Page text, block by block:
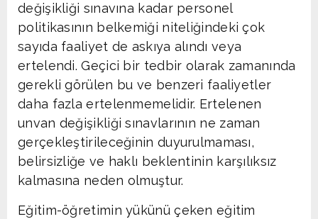
değişikliği sınavına kadar personel
politikasının belkemiği niteliğindeki çok
sayıda faaliyet de askıya alındı veya
ertelendi. Geçici bir tedbir olarak zamanında
gerekli görülen bu ve benzeri faaliyetler
daha fazla ertelenmemelidir. Ertelenen
unvan değişikliği sınavlarının ne zaman
gerçekleştirileceğinin duyurulmaması,
belirsizliğe ve haklı beklentinin karşılıksız
kalmasına neden olmuştur.
Eğitim-öğretimin yükünü çeken eğitim